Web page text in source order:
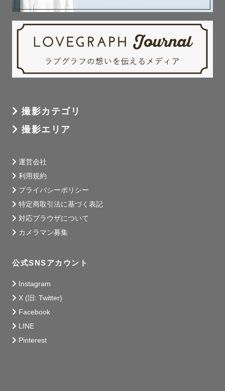
撮影カテゴリ
撮影エリア
運営会社
利用規約
プライバシーポリシー
特定商取引法に基づく表記
対応ブラウザについて
カメラマン募集
公式SNSアカウント
Instagram
X (旧: Twitter)
Facebook
LINE
Pinterest